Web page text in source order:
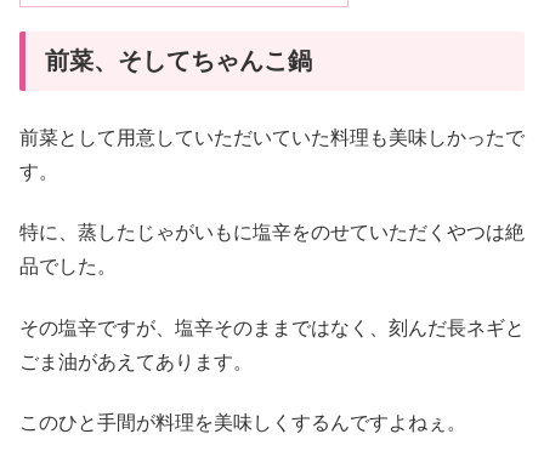
前菜、そしてちゃんこ鍋
前菜として用意していただいていた料理も美味しかったで
す。
特に、蒸したじゃがいもに塩辛をのせていただくやつは絶
品でした。
その塩辛ですが、塩辛そのままではなく、刻んだ長ネギと
ごま油があえてあります。
このひと手間が料理を美味しくするんですよねぇ。